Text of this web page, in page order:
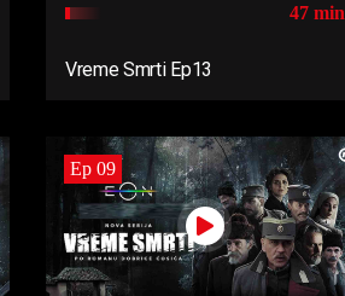
47 min
Vreme Smrti Ep13
Ep 09